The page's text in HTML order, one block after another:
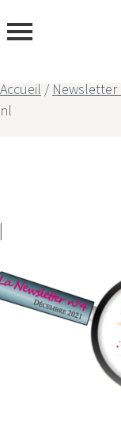
Accueil / Newsletter
nl